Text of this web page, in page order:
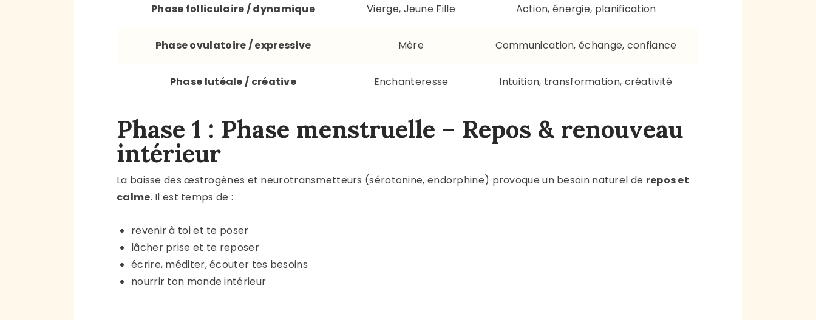
Phase folliculaire / dynamique Vierge, Jeune Fille Action, énergie, planification
Phase ovulatoire / expressive Mère Communication, échange, confiance
Phase lutéale / créative Enchanteresse Intuition, transformation, créativité
Phase 1 : Phase menstruelle – Repos & renouveau
intérieur
La baisse des œstrogènes et neurotransmetteurs (sérotonine, endorphine) provoque un besoin naturel de repos et
calme. Il est temps de :
revenir à toi et te poser
lâcher prise et te reposer
écrire, méditer, écouter tes besoins
nourrir ton monde intérieur